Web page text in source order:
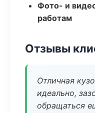
Фото- и
работам
Отзывы
Отличная
идеально,
обращаться